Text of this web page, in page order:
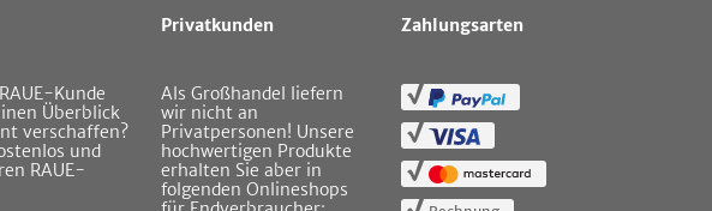
Kunde
Überblick
verschaffen?
und
RAUE-
Privatkunden
Als Großhandel liefern
wir nicht an
Privatpersonen! Unsere
hochwertigen Produkte
erhalten Sie aber in
folgenden Onlineshops
Zahlungsarten